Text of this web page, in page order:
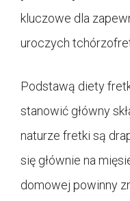
kluczowe dla
uroczych
Podstawą diety
stanowić główny
naturze fretki są
się głównie na
domowej powinny